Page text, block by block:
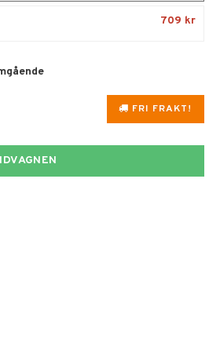
709 kr
FRI FRAKT!